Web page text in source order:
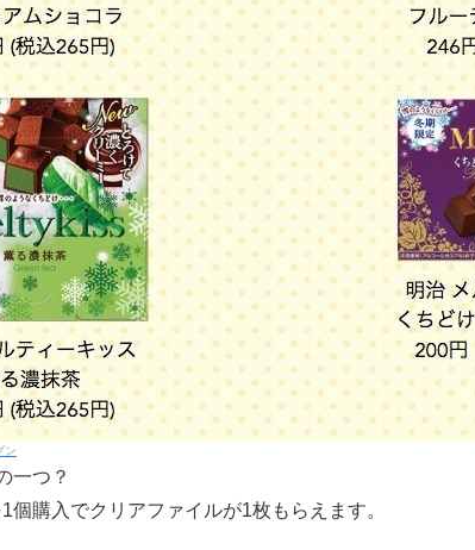
ン
一つ？
1個購入でクリアファイルが1枚もらえます。